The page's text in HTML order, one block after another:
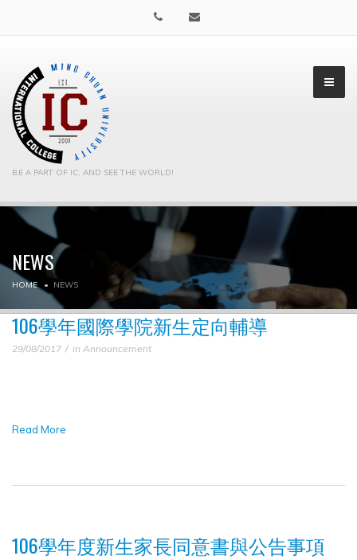
BE A PART OF IC, AND SEE THE WORLD!
▼
NEWS
HOME NEWS
106學年國際學院新生定向輔導
29/08/2017 in Announcement
Read More
106學年度新生家長同意書與公告事項